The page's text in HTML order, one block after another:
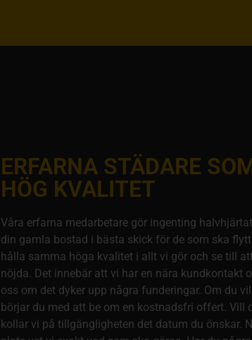
ERFARNA STÄDARE
HÖG KVALITET
Våra erfarna medarbetare gör ingenting
din gamla bostad i bästa skick för de som ska
hålla samma höga kvalitet i allt vi gör och se till
nöjda. Det innebär att vi har en nära kundkontakt
oss om det dyker upp några funderingar. Om du
börjar du med att be om en kostnadsfri offert. Vill
kollar vi på tillgängligheten det datum du önskar.